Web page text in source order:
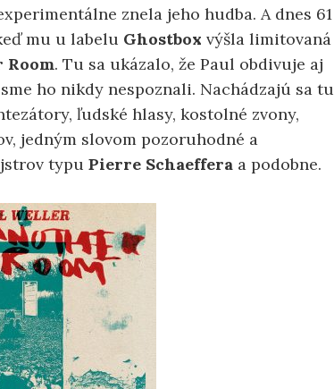
znela jeho hudba. A dnes 61
mu u labelu Ghostbox výšla limitovaná
. Tu sa ukázalo, že Paul obdivuje aj
ho nikdy nespoznali. Nachádzajú sa tu
ľudské hlasy, kostolné zvony,
jedným slovom pozoruhodné a
typu Pierre Schaeffera a podobne.